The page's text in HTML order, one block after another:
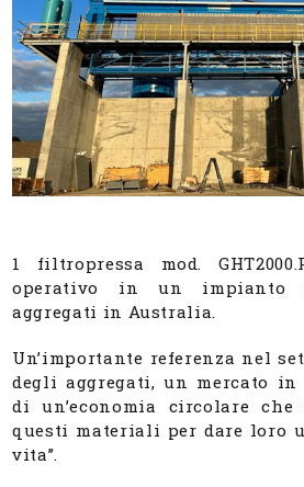
1 filtropressa mod.
operativo in un impianto
aggregati in Australia.
Un’importante referenza nel
degli aggregati, un mercato in
di un’economia circolare
questi materiali per dare loro
vita”.